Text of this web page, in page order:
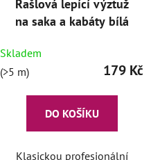
Rašlová lepící výztuž
na saka a kabáty bílá
Skladem
(>5 m)
179 Kč
DO KOŠÍKU
Klasickou profesionální